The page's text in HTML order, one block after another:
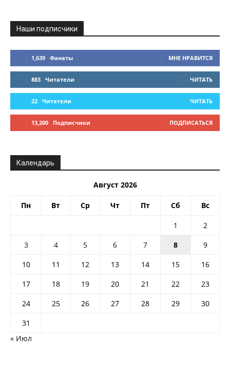
Наши подписчики
1,639 Фанаты МНЕ НРАВИТСЯ
883 Читатели ЧИТАТЬ
22 Читатели ЧИТАТЬ
13,200 Подписчики ПОДПИСАТЬСЯ
Календарь
Август 2026
Пн Вт Ср Чт Пт Сб Вс
1
2
3
4 5 6 7 8
9
10
11 12 13 14 15
16
17
18 19 20 21 22
23
24
25 26 27 28 29
30
31
« Июл